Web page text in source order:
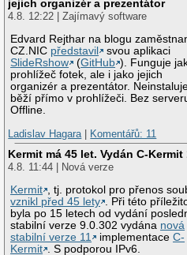
jejich organizér a prezentátor
4.8. 12:22 | Zajímavý software
Edvard Rejthar na blogu
CZ.NIC představil
svou aplikaci
SlideRshow
(GitHub ). Funguje
prohlížeč fotek, ale i jako jejich
organizér a prezentátor.
běží přímo v prohlížeči. Bez
Offline.
Ladislav Hagara | Komentářů: 11
Kermit má 45 let. Vydán C-Kermit
4.8. 11:44 | Nová verze
Kermit , tj. protokol pro přenos
vznikl před 45 lety . Při této
byla po 15 letech od vydání
stabilní verze 9.0.302 vydána nová
stabilní verze 11
implementaceC-
Kermit . S podporou IPv6.